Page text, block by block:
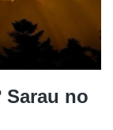
Sarau no